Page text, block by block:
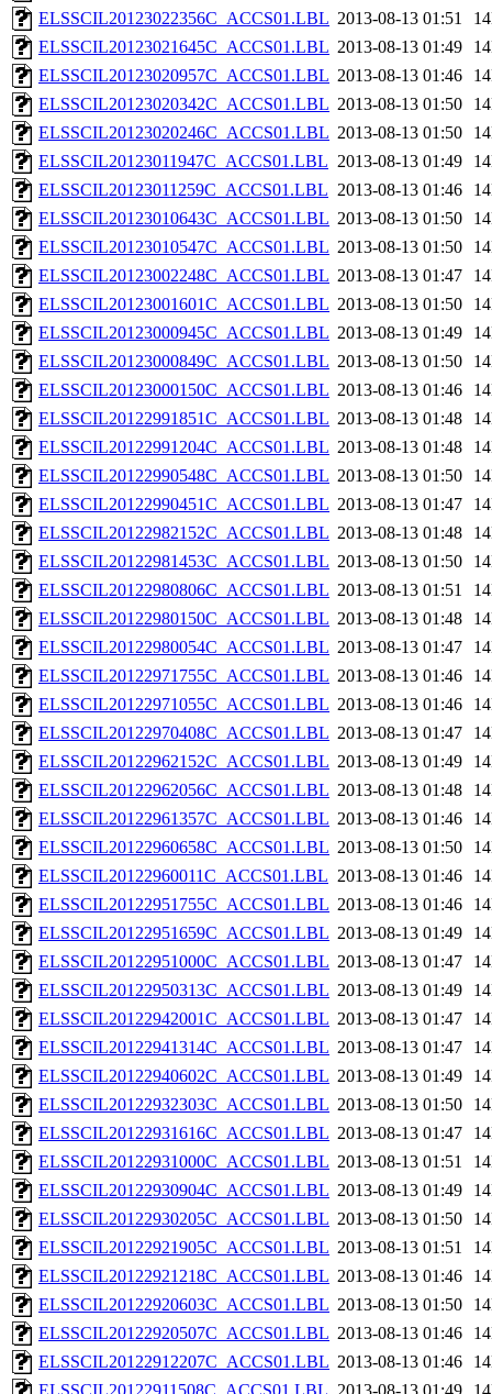
ELSSCIL20123022356C_ACCS01.LBL 2013-08-13 01:51
ELSSCIL20123021645C_ACCS01.LBL 2013-08-13 01:49
ELSSCIL20123020957C_ACCS01.LBL 2013-08-13 01:46
ELSSCIL20123020342C_ACCS01.LBL 2013-08-13 01:50
ELSSCIL20123020246C_ACCS01.LBL 2013-08-13 01:50
ELSSCIL20123011947C_ACCS01.LBL 2013-08-13 01:49
ELSSCIL20123011259C_ACCS01.LBL 2013-08-13 01:46
ELSSCIL20123010643C_ACCS01.LBL 2013-08-13 01:50
ELSSCIL20123010547C_ACCS01.LBL 2013-08-13 01:50
ELSSCIL20123002248C_ACCS01.LBL 2013-08-13 01:47
ELSSCIL20123001601C_ACCS01.LBL 2013-08-13 01:50
ELSSCIL20123000945C_ACCS01.LBL 2013-08-13 01:49
ELSSCIL20123000849C_ACCS01.LBL 2013-08-13 01:50
ELSSCIL20123000150C_ACCS01.LBL 2013-08-13 01:46
ELSSCIL20122991851C_ACCS01.LBL 2013-08-13 01:48
ELSSCIL20122991204C_ACCS01.LBL 2013-08-13 01:48
ELSSCIL20122990548C_ACCS01.LBL 2013-08-13 01:50
ELSSCIL20122990451C_ACCS01.LBL 2013-08-13 01:47
ELSSCIL20122982152C_ACCS01.LBL 2013-08-13 01:48
ELSSCIL20122981453C_ACCS01.LBL 2013-08-13 01:50
ELSSCIL20122980806C_ACCS01.LBL 2013-08-13 01:51
ELSSCIL20122980150C_ACCS01.LBL 2013-08-13 01:48
ELSSCIL20122980054C_ACCS01.LBL 2013-08-13 01:47
ELSSCIL20122971755C_ACCS01.LBL 2013-08-13 01:46
ELSSCIL20122971055C_ACCS01.LBL 2013-08-13 01:46
ELSSCIL20122970408C_ACCS01.LBL 2013-08-13 01:47
ELSSCIL20122962152C_ACCS01.LBL 2013-08-13 01:49
ELSSCIL20122962056C_ACCS01.LBL 2013-08-13 01:48
ELSSCIL20122961357C_ACCS01.LBL 2013-08-13 01:46
ELSSCIL20122960658C_ACCS01.LBL 2013-08-13 01:50
ELSSCIL20122960011C_ACCS01.LBL 2013-08-13 01:46
ELSSCIL20122951755C_ACCS01.LBL 2013-08-13 01:46
ELSSCIL20122951659C_ACCS01.LBL 2013-08-13 01:49
ELSSCIL20122951000C_ACCS01.LBL 2013-08-13 01:47
ELSSCIL20122950313C_ACCS01.LBL 2013-08-13 01:49
ELSSCIL20122942001C_ACCS01.LBL 2013-08-13 01:47
ELSSCIL20122941314C_ACCS01.LBL 2013-08-13 01:47
ELSSCIL20122940602C_ACCS01.LBL 2013-08-13 01:49
ELSSCIL20122932303C_ACCS01.LBL 2013-08-13 01:50
ELSSCIL20122931616C_ACCS01.LBL 2013-08-13 01:47
ELSSCIL20122931000C_ACCS01.LBL 2013-08-13 01:51
ELSSCIL20122930904C_ACCS01.LBL 2013-08-13 01:49
ELSSCIL20122930205C_ACCS01.LBL 2013-08-13 01:50
ELSSCIL20122921905C_ACCS01.LBL 2013-08-13 01:51
ELSSCIL20122921218C_ACCS01.LBL 2013-08-13 01:46
ELSSCIL20122920603C_ACCS01.LBL 2013-08-13 01:50
ELSSCIL20122920507C_ACCS01.LBL 2013-08-13 01:46
ELSSCIL20122912207C_ACCS01.LBL 2013-08-13 01:46